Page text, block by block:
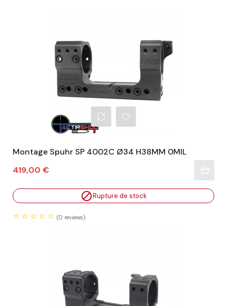
Montage Spuhr SP 4002C Ø34 H38MM 0MIL
Prix
419,00 €
Rupture de stock
(0 reviews)